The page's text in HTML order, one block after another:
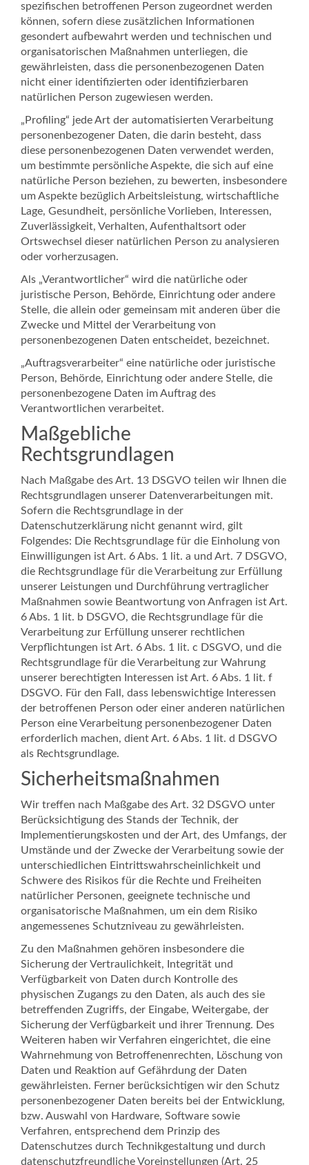
spezifischen betroffenen Person zugeordnet werden
können, sofern diese zusätzlichen Informationen
gesondert aufbewahrt werden und technischen und
organisatorischen Maßnahmen unterliegen, die
gewährleisten, dass die personenbezogenen Daten
nicht einer identifizierten oder identifizierbaren
natürlichen Person zugewiesen werden.
„Profiling“ jede Art der automatisierten Verarbeitung
personenbezogener Daten, die darin besteht, dass
diese personenbezogenen Daten verwendet werden,
um bestimmte persönliche Aspekte, die sich auf eine
natürliche Person beziehen, zu bewerten, insbesondere
um Aspekte bezüglich Arbeitsleistung, wirtschaftliche
Lage, Gesundheit, persönliche Vorlieben, Interessen,
Zuverlässigkeit, Verhalten, Aufenthaltsort oder
Ortswechsel dieser natürlichen Person zu analysieren
oder vorherzusagen.
Als „Verantwortlicher“ wird die natürliche oder
juristische Person, Behörde, Einrichtung oder andere
Stelle, die allein oder gemeinsam mit anderen über die
Zwecke und Mittel der Verarbeitung von
personenbezogenen Daten entscheidet, bezeichnet.
„Auftragsverarbeiter“ eine natürliche oder juristische
Person, Behörde, Einrichtung oder andere Stelle, die
personenbezogene Daten im Auftrag des
Verantwortlichen verarbeitet.
Maßgebliche
Rechtsgrundlagen
Nach Maßgabe des Art. 13 DSGVO teilen wir Ihnen die
Rechtsgrundlagen unserer Datenverarbeitungen mit.
Sofern die Rechtsgrundlage in der
Datenschutzerklärung nicht genannt wird, gilt
Folgendes: Die Rechtsgrundlage für die Einholung von
Einwilligungen ist Art. 6 Abs. 1 lit. a und Art. 7 DSGVO,
die Rechtsgrundlage für die Verarbeitung zur Erfüllung
unserer Leistungen und Durchführung vertraglicher
Maßnahmen sowie Beantwortung von Anfragen ist Art.
6 Abs. 1 lit. b DSGVO, die Rechtsgrundlage für die
Verarbeitung zur Erfüllung unserer rechtlichen
Verpflichtungen ist Art. 6 Abs. 1 lit. c DSGVO, und die
Rechtsgrundlage für die Verarbeitung zur Wahrung
unserer berechtigten Interessen ist Art. 6 Abs. 1 lit. f
DSGVO. Für den Fall, dass lebenswichtige Interessen
der betroffenen Person oder einer anderen natürlichen
Person eine Verarbeitung personenbezogener Daten
erforderlich machen, dient Art. 6 Abs. 1 lit. d DSGVO
als Rechtsgrundlage.
Sicherheitsmaßnahmen
Wir treffen nach Maßgabe des Art. 32 DSGVO unter
Berücksichtigung des Stands der Technik, der
Implementierungskosten und der Art, des Umfangs, der
Umstände und der Zwecke der Verarbeitung sowie der
unterschiedlichen Eintrittswahrscheinlichkeit und
Schwere des Risikos für die Rechte und Freiheiten
natürlicher Personen, geeignete technische und
organisatorische Maßnahmen, um ein dem Risiko
angemessenes Schutzniveau zu gewährleisten.
Zu den Maßnahmen gehören insbesondere die
Sicherung der Vertraulichkeit, Integrität und
Verfügbarkeit von Daten durch Kontrolle des
physischen Zugangs zu den Daten, als auch des sie
betreffenden Zugriffs, der Eingabe, Weitergabe, der
Sicherung der Verfügbarkeit und ihrer Trennung. Des
Weiteren haben wir Verfahren eingerichtet, die eine
Wahrnehmung von Betroffenenrechten, Löschung von
Daten und Reaktion auf Gefährdung der Daten
gewährleisten. Ferner berücksichtigen wir den Schutz
personenbezogener Daten bereits bei der Entwicklung,
bzw. Auswahl von Hardware, Software sowie
Verfahren, entsprechend dem Prinzip des
Datenschutzes durch Technikgestaltung und durch
datenschutzfreundliche Voreinstellungen (Art. 25